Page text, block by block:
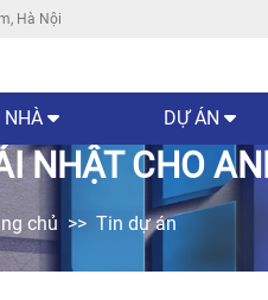
Hà Nội
NHÀ DỰ ÁN
NHẬT CHO
chủ Tin dự án